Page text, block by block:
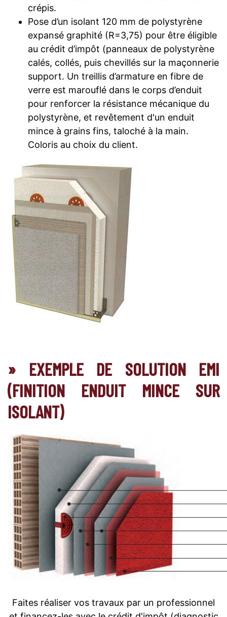
crépis.
Pose d’un isolant 120 mm de polystyrène
expansé graphité (R=3,75) pour être éligible
au crédit d’impôt (panneaux de polystyrène
calés, collés, puis chevillés sur la maçonnerie
support. Un treillis d’armature en fibre de
verre est marouflé dans le corps d’enduit
pour renforcer la résistance mécanique du
polystyrène, et revêtement d'un enduit
mince à grains fins, taloché à la main.
Coloris au choix du client.
» EXEMPLE DE SOLUTION EMI
(FINITION ENDUIT MINCE SUR
ISOLANT)
Faites réaliser vos travaux par un professionnel